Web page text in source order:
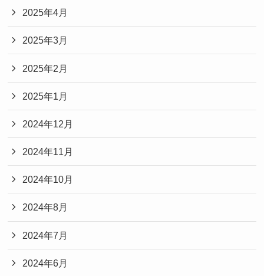
2025年4月
2025年3月
2025年2月
2025年1月
2024年12月
2024年11月
2024年10月
2024年8月
2024年7月
2024年6月